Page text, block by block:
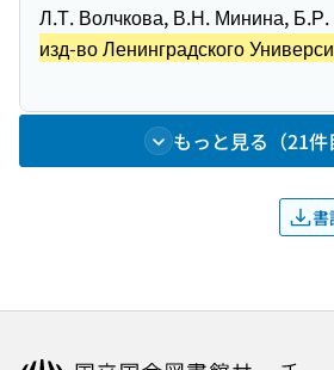
Л.Т. Волчкова, В.Н. Минина,
изд-во Ленинградского
もっと見る（21件
書